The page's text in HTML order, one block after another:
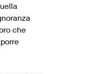
che